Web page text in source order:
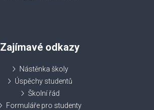
Zajímavé odkazy
Nástěnka školy
Úspěchy studentů
Školní řád
Formuláře pro studenty